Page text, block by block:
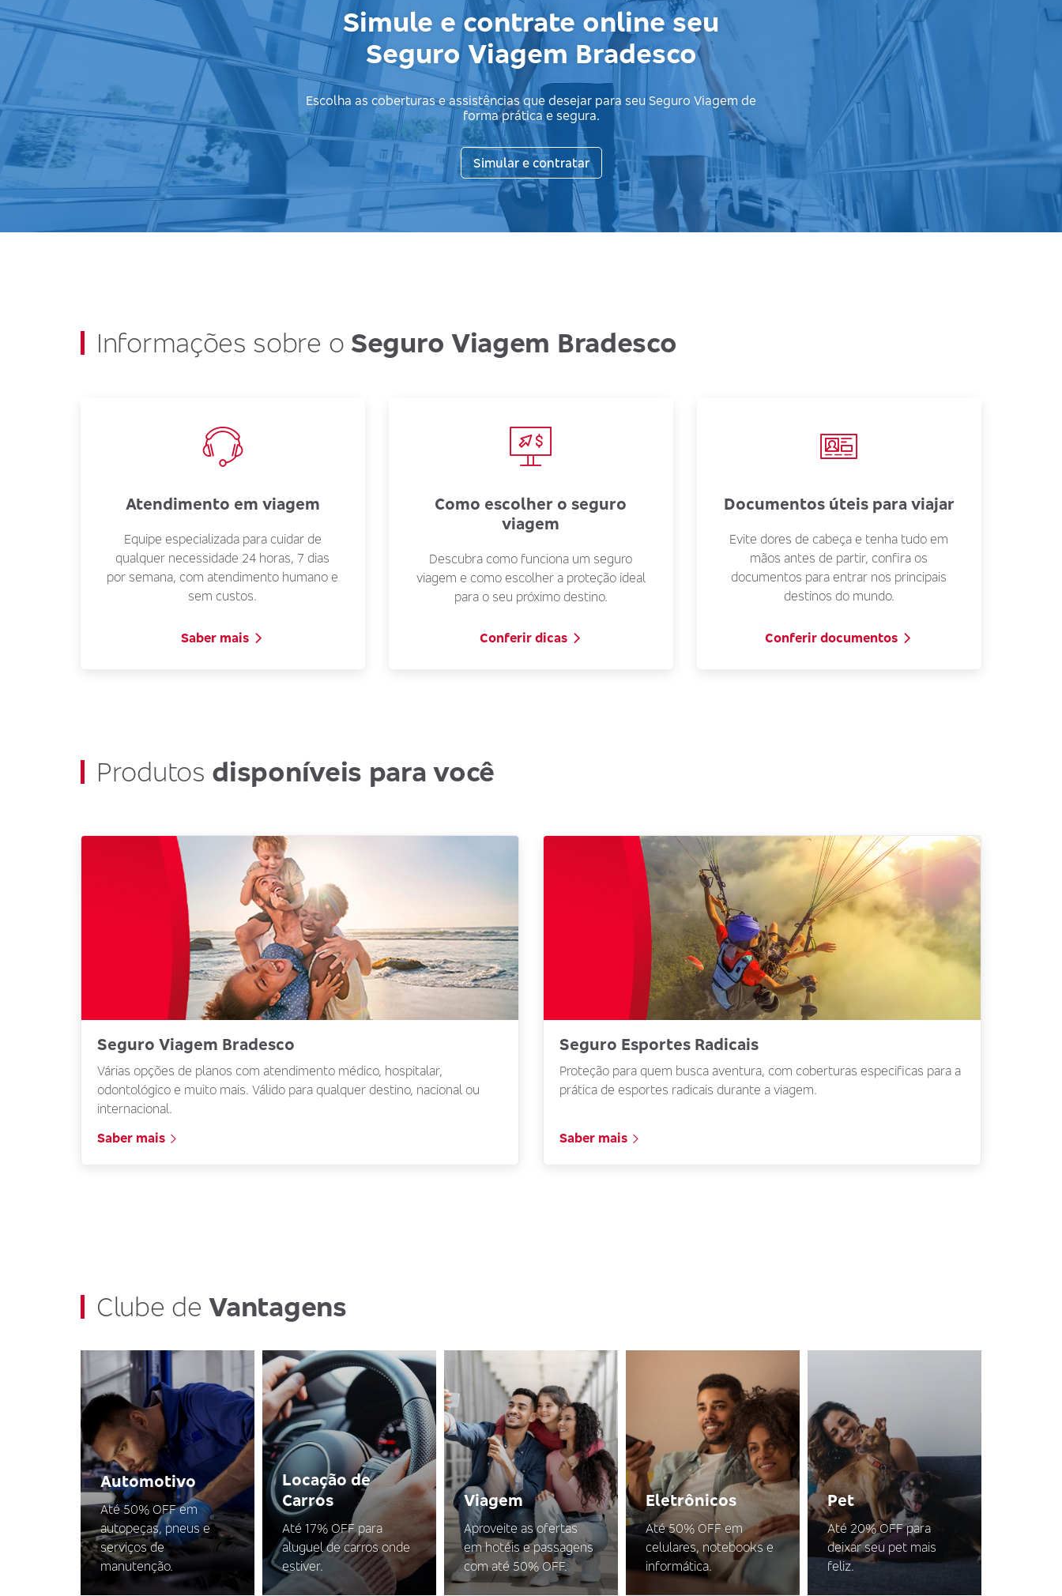
Simule e contrate online seu
Seguro Viagem Bradesco
Escolha as coberturas e assistências que desejar para seu Seguro Viagem de
forma prática e segura.
Simular e contratar
Informações sobre o Seguro Viagem Bradesco
Atendimento em viagem
Equipe especializada para cuidar de
qualquer necessidade 24 horas, 7 dias
por semana, com atendimento humano e
sem custos.
Saber mais
Como escolher o seguro
viagem
Descubra como funciona um seguro
viagem e como escolher a proteção ideal
para o seu próximo destino.
Conferir dicas
Documentos úteis para viajar
Evite dores de cabeça e tenha tudo em
mãos antes de partir, confira os
documentos para entrar nos principais
destinos do mundo.
Conferir documentos
Produtos disponíveis para você
Seguro Viagem Bradesco
Várias opções de planos com atendimento médico, hospitalar,
odontológico e muito mais. Válido para qualquer destino, nacional ou
internacional.
Saber mais
Seguro Esportes Radicais
Proteção para quem busca aventura, com coberturas especificas para a
prática de esportes radicais durante a viagem.
Saber mais
Clube deVantagens
Automotivo
Até 50% OFF em
autopeças, pneus e
serviços de
manutenção.
Locação de
Carros
Até 17% OFF para
aluguel de carros onde
estiver.
Viagem
Aproveite as ofertas
em hotéis e passagens
com até 50% OFF.
Eletrônicos
Até 50% OFF em
celulares, notebooks e
informática.
Pet
Até 20% OFF para
deixar seu pet mais
feliz.